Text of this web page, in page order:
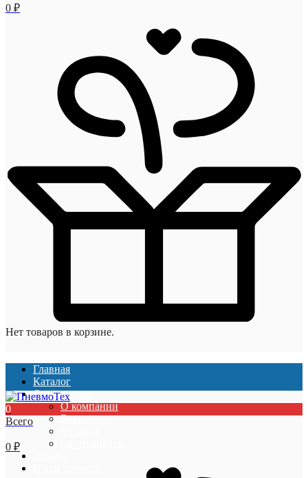
0 ₽
Нет товаров в корзине.
Главная
Каталог
О компании
О компании
Вакансии
0
Всего
0 ₽